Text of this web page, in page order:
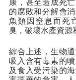
的腐敗和分解會
魚類因窒息而死
臭，破壞水產資源
綜合上述，生物
吸入含有毒素的
及食入受污染的